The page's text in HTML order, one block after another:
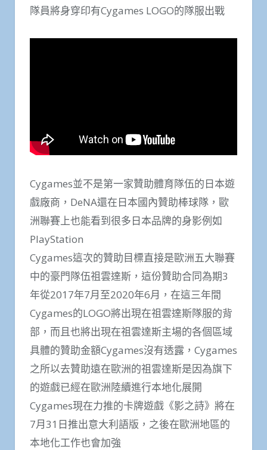
隊員將身穿印有Cygames LOGO的隊服出戰
Cygames並不是第一家贊助體育隊伍的日本遊
戲廠商，DeNA還在日本國內贊助棒球隊，歐
洲聯賽上也能看到很多日本品牌的身影例如
PlayStation
Cygames這次的贊助目標直接是歐洲五大聯賽
中的豪門隊伍祖雲達斯，這份贊助合同為期3
年從2017年7月至2020年6月，在這三年間
Cygames的LOGO將出現在祖雲達斯隊服的背
部，而且也將出現在祖雲達斯主場的各個區域
具體的贊助金額Cygames沒有透露，Cygames
之所以去贊助遠在歐洲的祖雲達斯是因為旗下
的遊戲已經在歐洲陸續進行本地化展開
Cygames現在力推的卡牌遊戲《影之詩》將在
7月31日推出意大利語版，之後在歐洲地區的
本地化工作也會加強